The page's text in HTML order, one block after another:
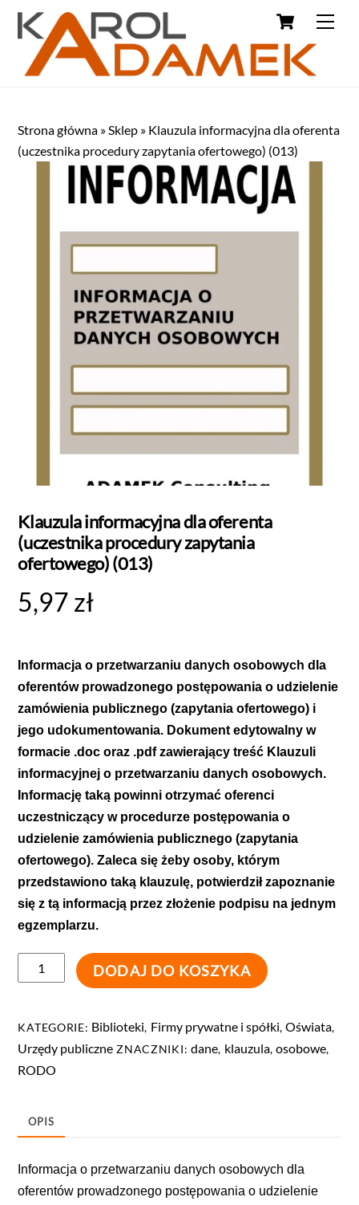
Strona główna »Sklep » Klauzula informacyjna dla oferenta
(uczestnika procedury zapytania ofertowego) (013)
Klauzula informacyjna dla oferenta
(uczestnika procedury zapytania
ofertowego) (013)
5,97 zł
Informacja o przetwarzaniu danych osobowych dla
oferentów prowadzonego postępowania o udzielenie
zamówienia publicznego (zapytania ofertowego) i
jego udokumentowania. Dokument edytowalny w
formacie .doc oraz .pdf zawierający treść Klauzuli
informacyjnej o przetwarzaniu danych osobowych.
Informację taką powinni otrzymać oferenci
uczestniczący w procedurze postępowania o
udzielenie zamówienia publicznego (zapytania
ofertowego). Zaleca się żeby osoby, którym
przedstawiono taką klauzulę, potwierdził zapoznanie
się z tą informacją przez złożenie podpisu na jednym
egzemplarzu.
DODAJ DO KOSZYKA
KATEGORIE: Biblioteki, Firmy prywatne i spółki,Oświata,
Urzędy publiczne ZNACZNIKI:dane, klauzula, osobowe,
RODO
OPIS
Informacja o przetwarzaniu danych osobowych dla
oferentów prowadzonego postępowania o udzielenie